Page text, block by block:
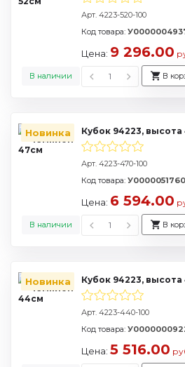
Арт. 4223-520-100
В наличии
Код товара:
Цена: 9 296.00
В
Новинка Кубок 94223, высота
Арт. 4223-470-100
В наличии
Код товара: У0000051760
Цена: 6 594.00
В
Новинка Кубок 94223, высота
Арт. 4223-440-100
Код товара:
Цена: 5 516.00